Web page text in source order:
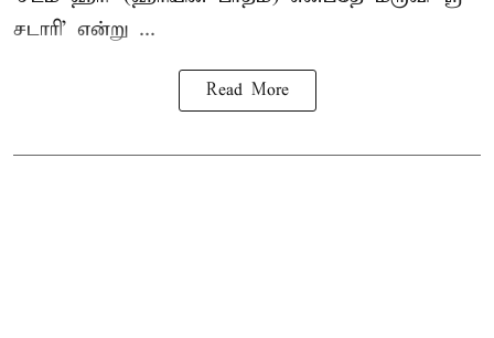
சடாரி' என்று ...
Read More